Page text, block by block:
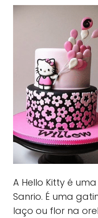
A Hello Kitty é
Sanrio. É uma
laço ou flor na